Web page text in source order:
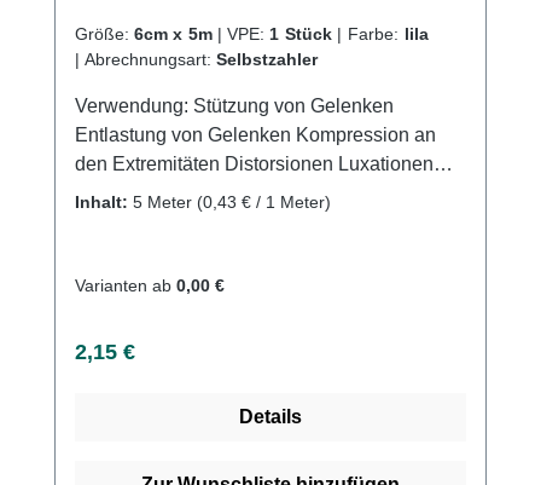
Größe: 6cm x 5m | VPE: 1 Stück | Farbe: lila
| Abrechnungsart: Selbstzahler
Verwendung: Stützung von Gelenken
Entlastung von Gelenken Kompression an
den Extremitäten Distorsionen Luxationen
Sportverletzungen Produktqualität:
Bindenhaftung durch hohen Baumwollanteil
60°CKaufen Sie jetzt Idealbinden ohne DIN
unserem schnellen Versand und unserem
Inhalt: 5 Meter (0,43 € / 1 Meter)
Varianten ab 0,00 €
Regulärer Preis:
2,15 €
Details